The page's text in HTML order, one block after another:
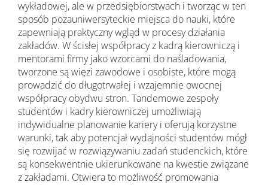
wykładowej, ale w przedsiębiorstwach i tworząc w ten
sposób pozauniwersyteckie miejsca do nauki, które
zapewniają praktyczny wgląd w procesy działania
zakładów. W ścisłej współpracy z kadrą kierowniczą i
mentorami firmy jako wzorcami do naśladowania,
tworzone są więzi zawodowe i osobiste, które mogą
prowadzić do długotrwałej i wzajemnie owocnej
współpracy obydwu stron. Tandemowe zespoły
studentów i kadry kierowniczej umożliwiają
indywidualne planowanie kariery i oferują korzystne
warunki, tak aby potencjał wydajności studentów mógł
się rozwijać w rozwiązywaniu zadań studenckich, które
są konsekwentnie ukierunkowane na kwestie związane
z zakładami. Otwiera to możliwość promowania